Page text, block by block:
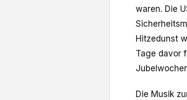
waren. Die
Hitzedunst
Tage davor
Die Musik